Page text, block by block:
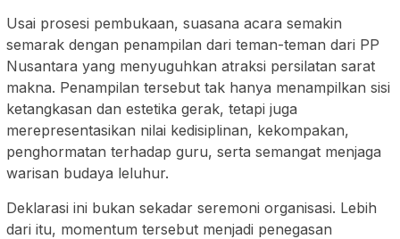
Usai prosesi pembukaan, suasana acara semakin
semarak dengan penampilan dari teman-teman dari PP
Nusantara yang menyuguhkan atraksi persilatan sarat
makna. Penampilan tersebut tak hanya menampilkan sisi
ketangkasan dan estetika gerak, tetapi juga
merepresentasikan nilai kedisiplinan, kekompakan,
penghormatan terhadap guru, serta semangat menjaga
warisan budaya leluhur.
Deklarasi ini bukan sekadar seremoni organisasi. Lebih
dari itu, momentum tersebut menjadi penegasan